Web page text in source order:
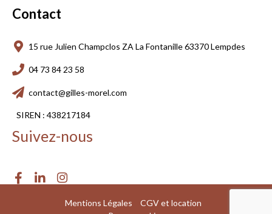
Contact
15 rue Julien Champclos ZA La Fontanille 63370 Lempdes
04 73 84 23 58
contact@gilles-morel.com
SIREN : 438217184
Suivez-nous
Mentions Légales
CGV et location